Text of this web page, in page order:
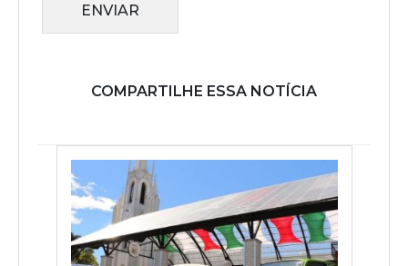
ENVIAR
COMPARTILHE ESSA NOTÍCIA